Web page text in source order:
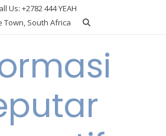
Us: +2782 444 YEAH
Town, South Africa